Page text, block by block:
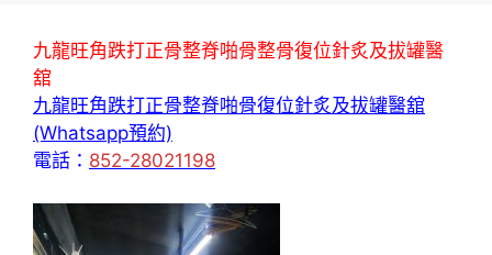
九龍旺角跌打正骨整脊啪骨整骨復位針炙及拔罐醫
舘
九龍旺角跌打正骨整脊啪骨復位針炙及拔罐醫舘
(Whatsapp預約)
電話： 852-28021198